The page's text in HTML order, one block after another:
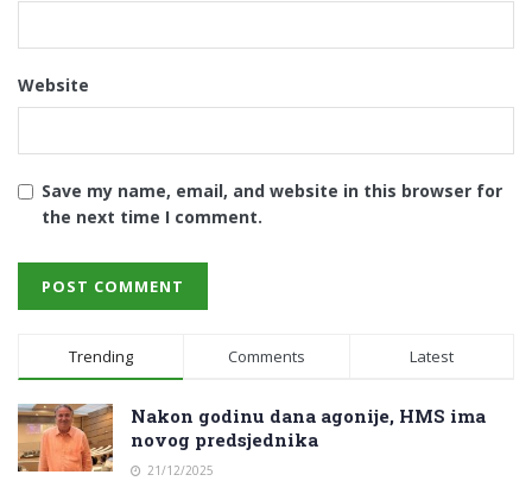
Website
Save my name, email, and website in this browser for
the next time I comment.
Trending Comments Latest
Nakon godinu dana agonije, HMS ima
novog predsjednika
21/12/2025